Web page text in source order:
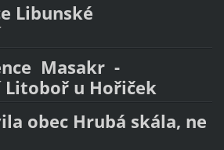
Libunské
Masakr -
Litoboř u Hořiček
obec Hrubá skála, ne